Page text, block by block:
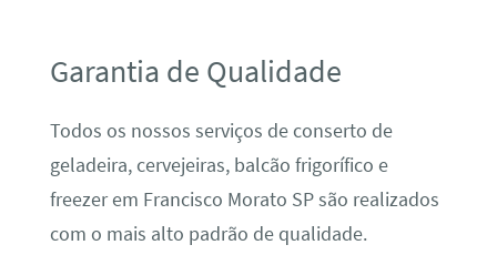
Garantia de Qualidade
Todos os nossos serviços de conserto de
geladeira, cervejeiras, balcão frigorífico e
freezer em Francisco Morato SP são realizados
com o mais alto padrão de qualidade.